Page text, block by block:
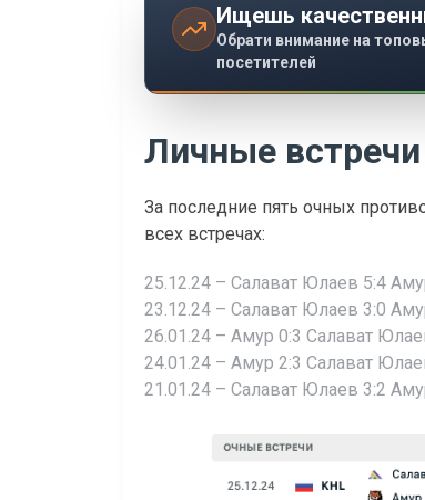
Ищешь
Обрати внимание на
посетителей
Личные
За последние пять очных
всех встречах:
25.12.24 – Салават Юлаев 5:4
23.12.24 – Салават Юлаев 3:0
26.01.24 – Амур 0:3 Салават
24.01.24 – Амур 2:3 Салават
21.01.24 – Салават Юлаев 3:2